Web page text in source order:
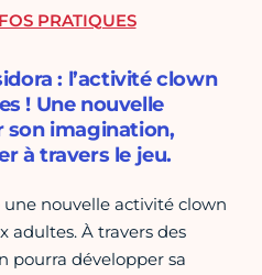
: l’activité clown
! Une nouvelle
son imagination,
à travers le jeu.
une nouvelle activité clown
adultes. À travers des
pourra développer sa
PRATIQUES